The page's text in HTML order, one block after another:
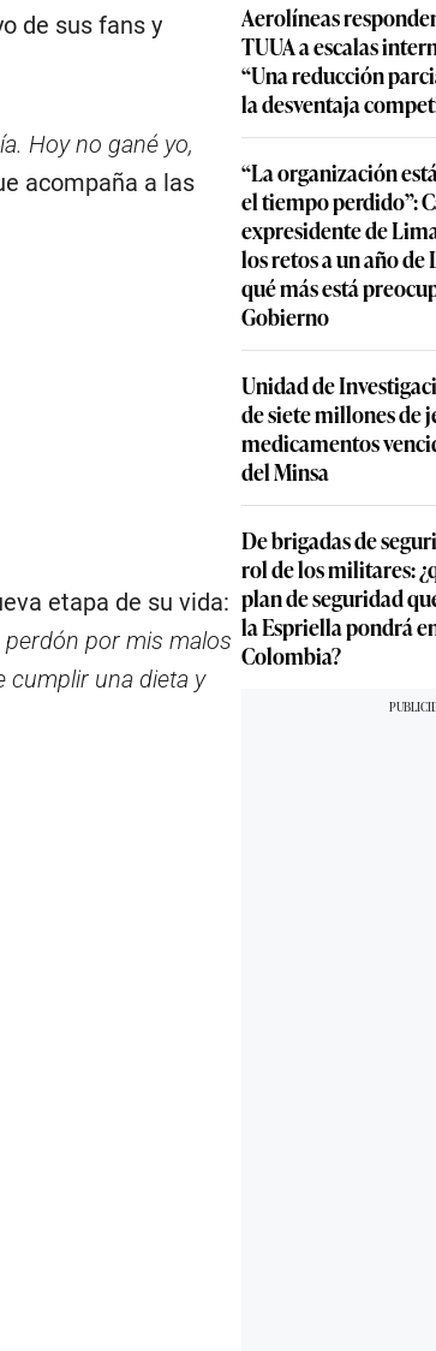
de sus fans y
Hoy no gané yo,
acompaña a las
etapa de su vida:
perdón por mis malos
cumplir una dieta y
Aerolíneas
TUUA a escalas
“Una reducción
la desventaja
“La organización
el tiempo perdido”:
expresidente de
los retos a un año de
qué más está
Gobierno
Unidad de
de siete millones de
medicamentos
del Minsa
De brigadas de
rol de los militares:
plan de seguridad
la Espriella pondrá
Colombia?